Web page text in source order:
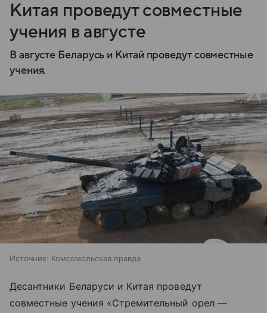
Китая проведут совместные
учения в августе
В августе Беларусь и Китай проведут совместные
учения.
Источник: Комсомольская правда
Десантники Беларуси и Китая проведут
совместные учения «Стремительный орел —